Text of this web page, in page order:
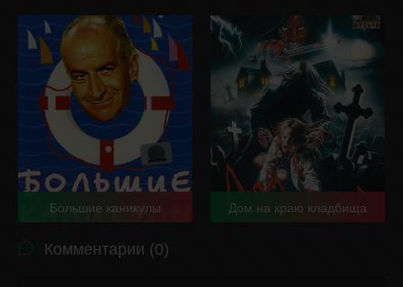
Большие каникулы Дом на краю кладбища
Комментарии (0)